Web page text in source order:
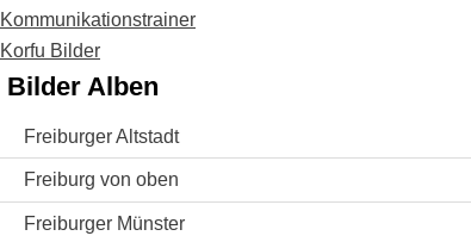
Kommunikationstrainer
Korfu Bilder
Bilder Alben
Freiburger Altstadt
Freiburg von oben
Freiburger Münster